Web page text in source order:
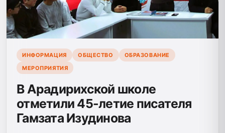
ИНФОРМАЦИЯ ОБЩЕСТВО
ОБРАЗОВАНИЕ
МЕРОПРИЯТИЯ
В Арадирихской школе
отметили 45-летие писателя
Гамзата Изудинова